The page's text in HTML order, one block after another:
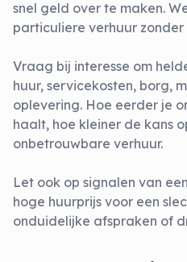
snel geld over te maken.
particuliere verhuur
Vraag bij interesse om
huur, servicekosten, borg,
oplevering. Hoe eerder je
haalt, hoe kleiner de kans
onbetrouwbare verhuur.
Let ook op signalen van een
hoge huurprijs voor een
onduidelijke afspraken of